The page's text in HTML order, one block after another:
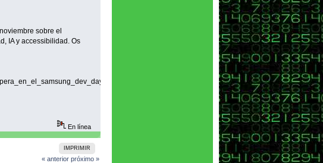
sobre el
IA y accessibilidad. Os
0fce140b-
En línea
IMPRIMIR
« anterior próximo »